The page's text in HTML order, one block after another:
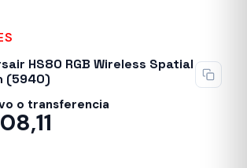
HS80 RGB Wireless Spatial
(5940)
o transferencia